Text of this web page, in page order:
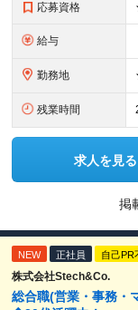
応募資格
給与
勤務地
残業時間
求人を見る
掲
NEW 正社員 自己PR
株式会社Stech&Co.
総合職(営業・事務